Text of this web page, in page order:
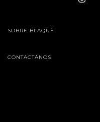
SOBRE BLAQUÈ
CONTACTÁNOS